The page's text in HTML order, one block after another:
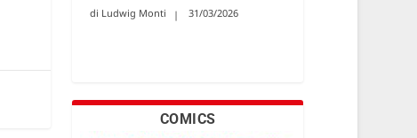
Ludwig Monti 31/03/2026
COMICS